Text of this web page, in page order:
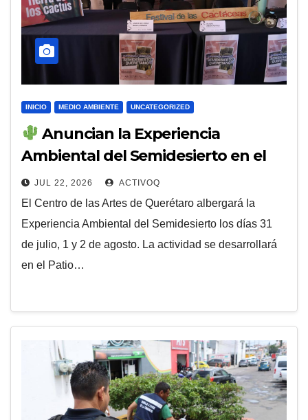
INICIO MEDIO AMBIENTE UNCATEGORIZED
Anuncian la Experiencia
Ambiental del Semidesierto en el
Centro de las Artes de Querétaro
JUL 22, 2026 ACTIVOQ
El Centro de las Artes de Querétaro albergará la
Experiencia Ambiental del Semidesierto los días 31
de julio, 1 y 2 de agosto. La actividad se desarrollará
en el Patio…